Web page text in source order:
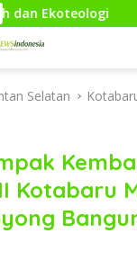
Sambut HUT
Selatan
Kotabaru